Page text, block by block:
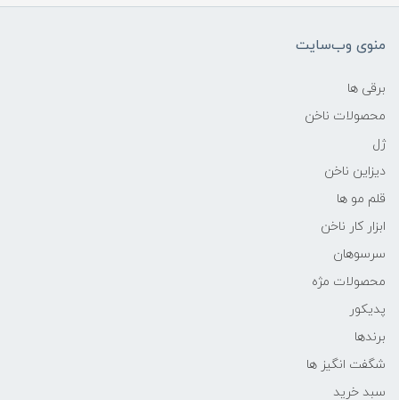
منوی وب‌سایت
برقی ها
محصولات ناخن
ژل
دیزاین ناخن
قلم مو ها
ابزار کار ناخن
سرسوهان
محصولات مژه
پدیکور
برندها
شگفت انگیز ها
سبد خرید